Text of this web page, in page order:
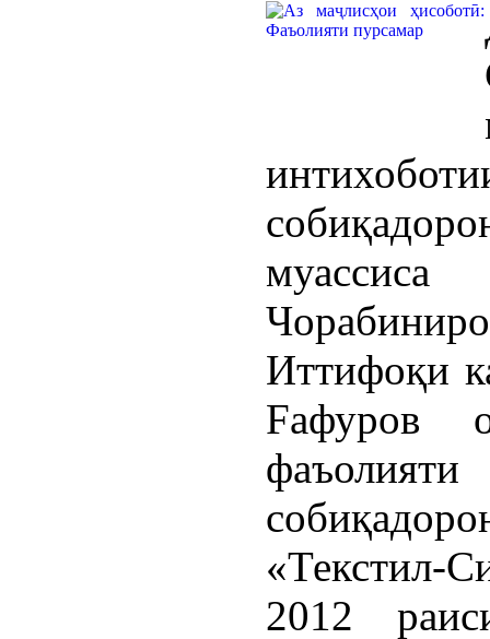
Иттифоқи
Fафуров
«Текстил-
2012